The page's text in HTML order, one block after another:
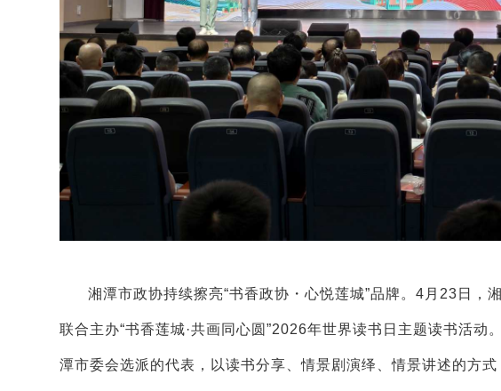
湘潭市政协持续擦亮“书香政协・心悦莲城”品牌。4月23日，
联合主办“书香莲城·共画同心圆”2026年世界读书日主题读书活
潭市委会选派的代表，以读书分享、情景剧演绎、情景讲述的方